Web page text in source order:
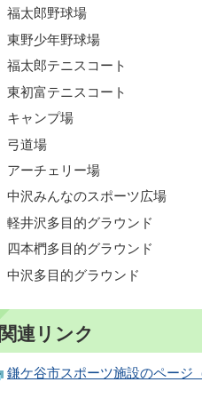
福太郎野球場
東野少年野球場
福太郎テニスコート
東初富テニスコート
キャンプ場
弓道場
アーチェリー場
中沢みんなのスポーツ広場
軽井沢多目的グラウンド
四本椚多目的グラウンド
中沢多目的グラウンド
関連リンク
鎌ケ谷市スポーツ施設のページ